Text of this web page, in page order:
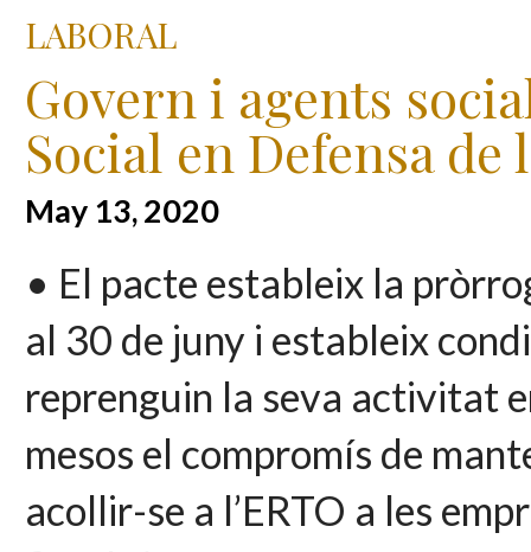
LABORAL
Govern i agents
Social en Defensa de
May 13, 2020
• El pacte estableix la
al 30 de juny i estableix
reprenguin la seva activitat
mesos el compromís de
acollir-se a l’ERTO a les